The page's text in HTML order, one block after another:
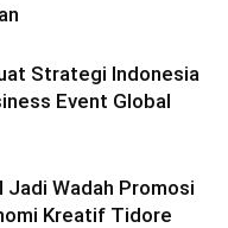
Strategi Indonesia
Event Global
Wadah Promosi
Kreatif Tidore